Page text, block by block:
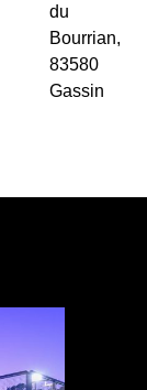
du
Bourrian,
83580
Gassin